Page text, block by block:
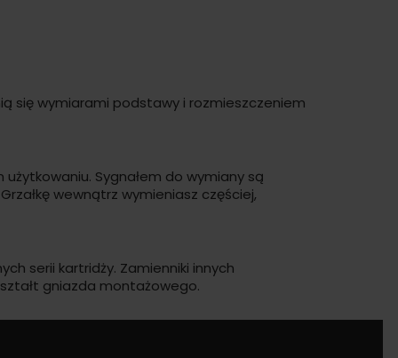
się wymiarami podstawy i rozmieszczeniem
Sygnałem do wymiany są
wewnątrz wymieniasz częściej,
serii kartridży. Zamienniki innych
gniazda montażowego.